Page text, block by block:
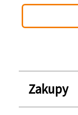
Zakupy